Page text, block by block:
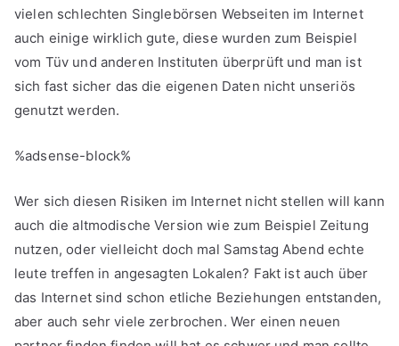
vielen schlechten Singlebörsen Webseiten im Internet
auch einige wirklich gute, diese wurden zum Beispiel
vom Tüv und anderen Instituten überprüft und man ist
sich fast sicher das die eigenen Daten nicht unseriös
genutzt werden.
%adsense-block%
Wer sich diesen Risiken im Internet nicht stellen will kann
auch die altmodische Version wie zum Beispiel Zeitung
nutzen, oder vielleicht doch mal Samstag Abend echte
leute treffen in angesagten Lokalen? Fakt ist auch über
das Internet sind schon etliche Beziehungen entstanden,
aber auch sehr viele zerbrochen. Wer einen neuen